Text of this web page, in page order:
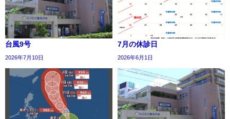
台風9号
2026年7月10日
7月の休診日
2026年6月1日